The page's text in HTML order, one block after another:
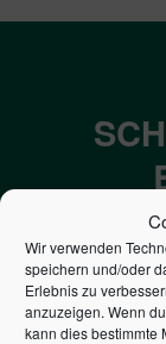
Wir verwenden
speichern und/oder
Erlebnis zu
anzuzeigen. Wenn
kann dies bestimmte